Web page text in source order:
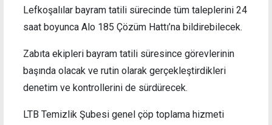
Lefkoşalılar bayram tatili sürecinde tüm taleplerini 24
saat boyunca Alo 185 Çözüm Hattı’na bildirebilecek.
Zabıta ekipleri bayram tatili süresince görevlerinin
başında olacak ve rutin olarak gerçekleştirdikleri
denetim ve kontrollerini de sürdürecek.
LTB Temizlik Şubesi genel çöp toplama hizmeti